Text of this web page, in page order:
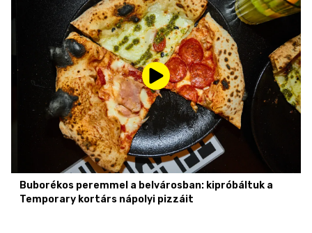
Buborékos peremmel a belvárosban: kipróbáltuk a
Temporary kortárs nápolyi pizzáit